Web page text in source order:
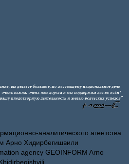
аналитического агентства
Арно Хидирбегишвили
agency GEOINFORM Arno